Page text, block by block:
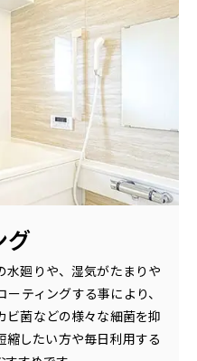
グ
水廻りや、湿気がたまりや
ティングする事により、
ビ菌などの様々な細菌を抑
したい方や毎日利用する